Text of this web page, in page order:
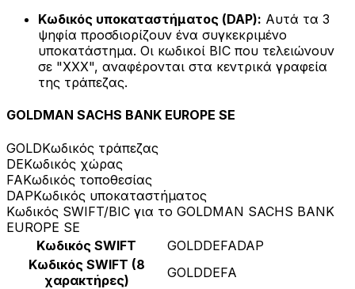
Κωδικός υποκαταστήματος (DAP): Αυτά τα 3
ψηφία προσδιορίζουν ένα συγκεκριμένο
υποκατάστημα. Οι κωδικοί BIC που τελειώνουν
σε "XXX", αναφέρονται στα κεντρικά γραφεία
της τράπεζας.
GOLDMAN SACHS BANK EUROPE SE
GOLDΚωδικός τράπεζας
DEΚωδικός χώρας
FAΚωδικός τοποθεσίας
DAPΚωδικός υποκαταστήματος
Κωδικός SWIFT/BIC για το GOLDMAN SACHS BANK
EUROPE SE
Κωδικός SWIFT
GOLDDEFADAP
Κωδικός SWIFT (8
χαρακτήρες)
GOLDDEFA